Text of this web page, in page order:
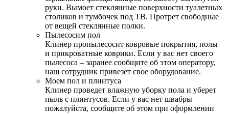
руки. Вымоет стеклянные поверхности туалетных
столиков и тумбочек под ТВ. Протрет свободные
от вещей стеклянные полки.
Пылесосим пол
Клинер пропылесосит ковровые покрытия, полы
и прикроватные коврики. Если у вас нет своего
пылесоса – заранее сообщите об этом оператору,
наш сотрудник привезет свое оборудование.
Моем пол и плинтуса
Клинер проведет влажную уборку пола и уберет
пыль с плинтусов. Если у вас нет швабры –
пожалуйста, сообщите об этом при оформлении